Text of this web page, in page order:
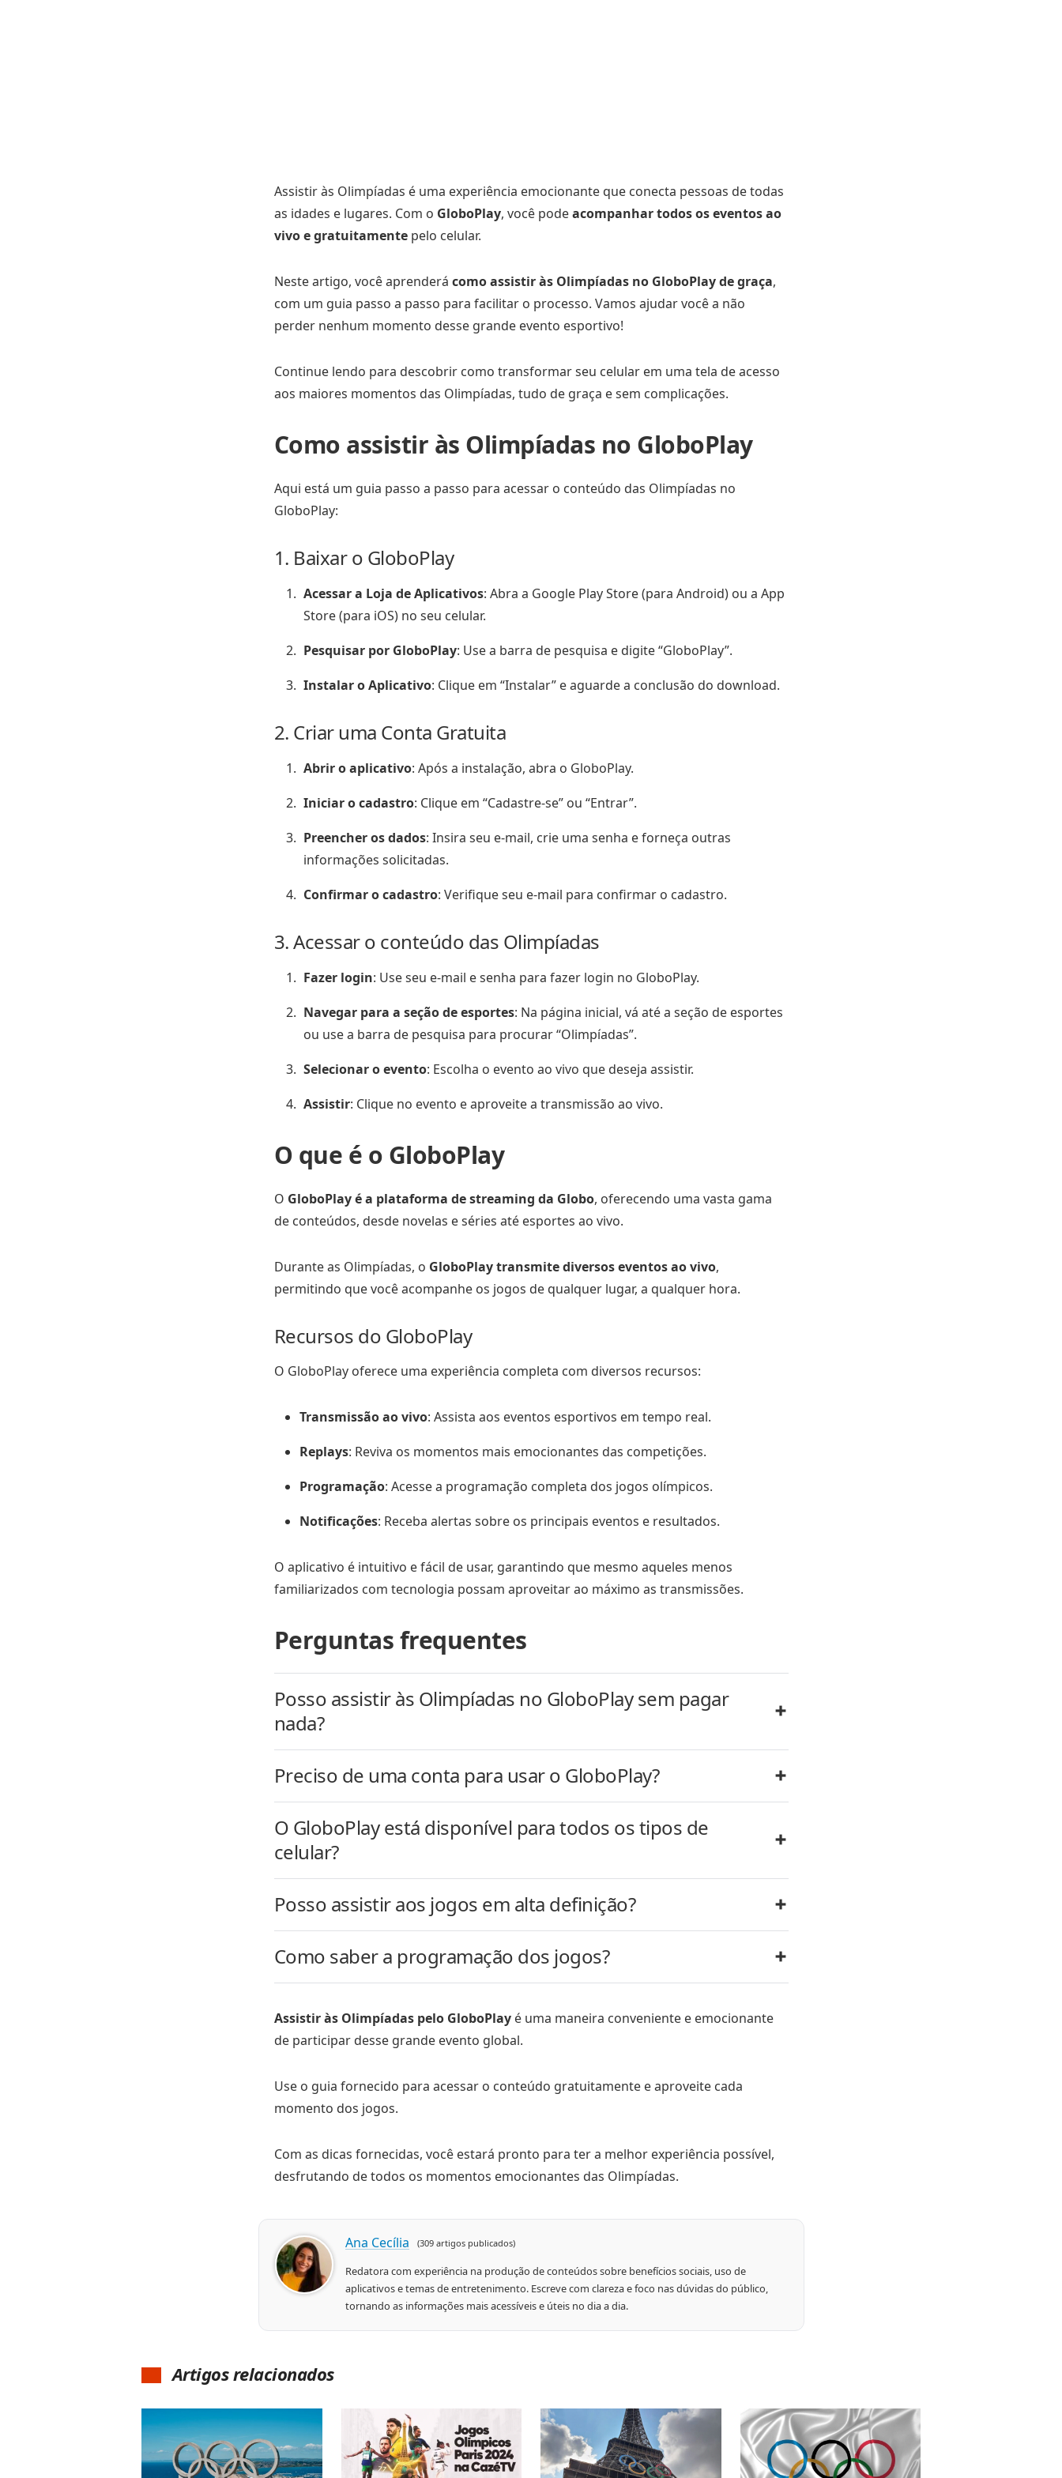
Assistir às Olimpíadas é uma experiência emocionante que conecta pessoas de todas
as idades e lugares. Com o GloboPlay, você podeacompanhar todos os eventos ao
vivo e gratuitamentepelo celular.
Neste artigo, você aprenderá como assistir às Olimpíadas no GloboPlay de graça,
com um guia passo a passo para facilitar o processo. Vamos ajudar você a não
perder nenhum momento desse grande evento esportivo!
Continue lendo para descobrir como transformar seu celular em uma tela de acesso
aos maiores momentos das Olimpíadas, tudo de graça e sem complicações.
Como assistir às Olimpíadas no GloboPlay
Aqui está um guia passo a passo para acessar o conteúdo das Olimpíadas no
GloboPlay:
1. Baixar o GloboPlay
Acessar a Loja de Aplicativos: Abra a Google Play Store (para Android) ou a App
Store (para iOS) no seu celular.
Pesquisar por GloboPlay: Use a barra de pesquisa e digite “GloboPlay”.
Instalar o Aplicativo: Clique em “Instalar” e aguarde a conclusão do download.
2. Criar uma Conta Gratuita
Abrir o aplicativo: Após a instalação, abra o GloboPlay.
Iniciar o cadastro: Clique em “Cadastre-se” ou “Entrar”.
Preencher os dados: Insira seu e-mail, crie uma senha e forneça outras
informações solicitadas.
Confirmar o cadastro: Verifique seu e-mail para confirmar o cadastro.
3. Acessar o conteúdo das Olimpíadas
Fazer login: Use seu e-mail e senha para fazer login no GloboPlay.
Navegar para a seção de esportes: Na página inicial, vá até a seção de esportes
ou use a barra de pesquisa para procurar “Olimpíadas”.
Selecionar o evento: Escolha o evento ao vivo que deseja assistir.
Assistir: Clique no evento e aproveite a transmissão ao vivo.
O que é o GloboPlay
O GloboPlay é a plataforma de streaming da Globo, oferecendo uma vasta gama
de conteúdos, desde novelas e séries até esportes ao vivo.
Durante as Olimpíadas, o GloboPlay transmite diversos eventos ao vivo,
permitindo que você acompanhe os jogos de qualquer lugar, a qualquer hora.
Recursos do GloboPlay
O GloboPlay oferece uma experiência completa com diversos recursos:
Transmissão ao vivo: Assista aos eventos esportivos em tempo real.
Replays: Reviva os momentos mais emocionantes das competições.
Programação: Acesse a programação completa dos jogos olímpicos.
Notificações: Receba alertas sobre os principais eventos e resultados.
O aplicativo é intuitivo e fácil de usar, garantindo que mesmo aqueles menos
familiarizados com tecnologia possam aproveitar ao máximo as transmissões.
Perguntas frequentes
Posso assistir às Olimpíadas no GloboPlay sem pagar
nada?
Preciso de uma conta para usar o GloboPlay?
O GloboPlay está disponível para todos os tipos de
celular?
Posso assistir aos jogos em alta definição?
Como saber a programação dos jogos?
Assistir às Olimpíadas pelo GloboPlayé uma maneira conveniente e emocionante
de participar desse grande evento global.
Use o guia fornecido para acessar o conteúdo gratuitamente e aproveite cada
momento dos jogos.
Com as dicas fornecidas, você estará pronto para ter a melhor experiência possível,
desfrutando de todos os momentos emocionantes das Olimpíadas.
Ana Cecília (309 artigos publicados)
Redatora com experiência na produção de conteúdos sobre benefícios sociais, uso de
aplicativos e temas de entretenimento. Escreve com clareza e foco nas dúvidas do público,
tornando as informações mais acessíveis e úteis no dia a dia.
Artigos relacionados